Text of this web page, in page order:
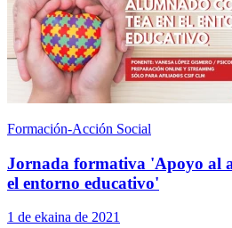
Formación-Acción Social
Jornada formativa 'Apoyo al
el entorno educativo'
1 de ekaina de 2021